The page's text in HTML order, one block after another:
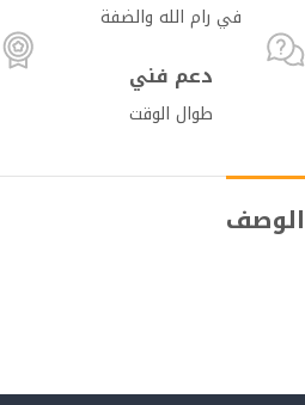
في رام الله والضفة
دعم فني
طوال الوقت
الوصف